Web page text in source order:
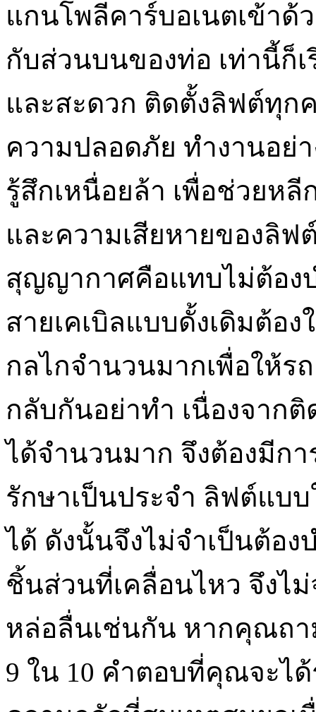
แกนโพลีคาร์บอเนตเข้าด้
กับส่วนบนของท่อ เท่านี้ก็
และสะดวก ติดตั้งลิฟต์ทุก
ความปลอดภัย ทำงานอย่
รู้สึกเหนื่อยล้า เพื่อช่วยหลี
และความเสียหายของลิ
สุญญากาศคือแทบไม่ต้อง
สายเคเบิลแบบดั้งเดิมต้อ
กลไกจำนวนมากเพื่อให้ร
กลับกันอย่าทำ เนื่องจาก
ได้จำนวนมาก จึงต้องมีก
รักษาเป็นประจำ ลิฟต์แบ
ได้ ดังนั้นจึงไม่จำเป็นต้อง
ชิ้นส่วนที่เคลื่อนไหว จึงไ
หล่อลื่นเช่นกัน หากคุณถ
9 ใน 10 คำตอบที่คุณจะไ